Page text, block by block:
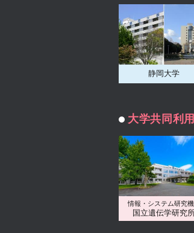
静岡大学
大学共同利
情報・システム研究
国立遺伝学研究